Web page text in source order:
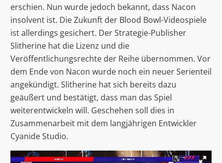
erschien. Nun wurde jedoch bekannt, dass Nacon
insolvent ist. Die Zukunft der Blood Bowl-Videospiele
ist allerdings gesichert. Der Strategie-Publisher
Slitherine hat die Lizenz und die
Veröffentlichungsrechte der Reihe übernommen. Vor
dem Ende von Nacon wurde noch ein neuer Serienteil
angekündigt. Slitherine hat sich bereits dazu
geäußert und bestätigt, dass man das Spiel
weiterentwickeln will. Geschehen soll dies in
Zusammenarbeit mit dem langjährigen Entwickler
Cyanide Studio.